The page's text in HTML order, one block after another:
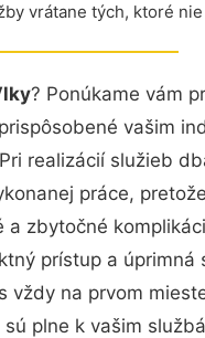
vrátane tých, ktoré
? Ponúkame vám
vašim
realizácií služieb
práce,
a zbytočné
prístup a
vždy na prvom
plne k vašim